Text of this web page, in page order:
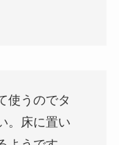
使うのでタ
。床に置い